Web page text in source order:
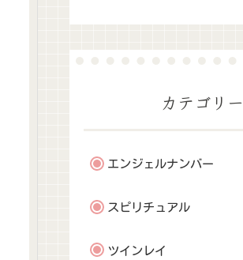
カテゴリー
エンジェルナンバー
スピリチュアル
ツインレイ